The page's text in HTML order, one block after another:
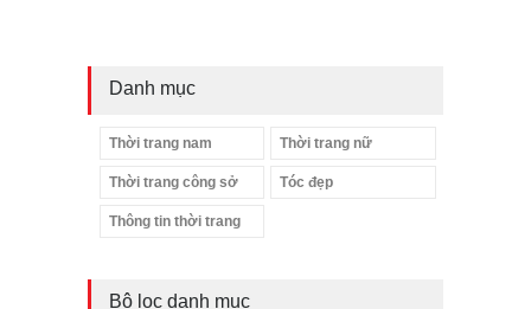
Danh mục
Thời trang nam Thời trang nữ
Thời trang công sở Tóc đẹp
Thông tin thời trang
Bộ lọc danh mục